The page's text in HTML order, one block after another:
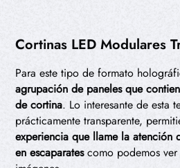
Cortinas LED Modulares
Para este tipo de formato
agrupación de paneles que
de cortina. Lo interesante de esta
prácticamente transparente,
experiencia que llame la atención
en escaparatescomo podemos ver